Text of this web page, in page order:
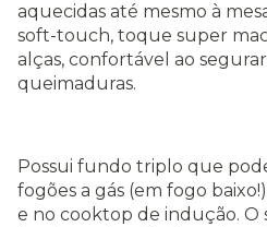
aquecidas até mesmo à
soft-touch, toque super
alças, confortável ao
queimaduras.
Possui fundo triplo que
fogões a gás (em fogo
e no cooktop de indução. O